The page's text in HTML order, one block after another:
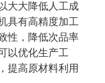
大大降低人工成
具有高精度加工
性，降低次品率
以优化生产工
提高原材料利用